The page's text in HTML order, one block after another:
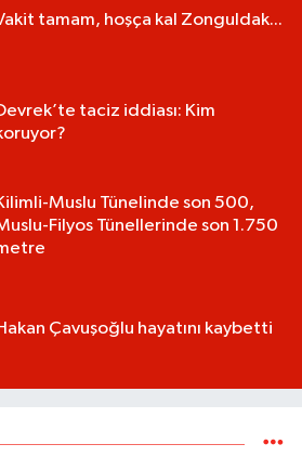
tamam, hoşça kal Zonguldak...
taciz iddiası: Kim
Muslu Tünelinde son 500,
Filyos Tünellerinde son 1.750
Çavuşoğlu hayatını kaybetti